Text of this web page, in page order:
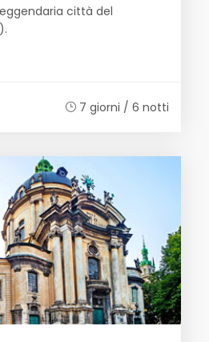
città del
7 giorni / 6 notti